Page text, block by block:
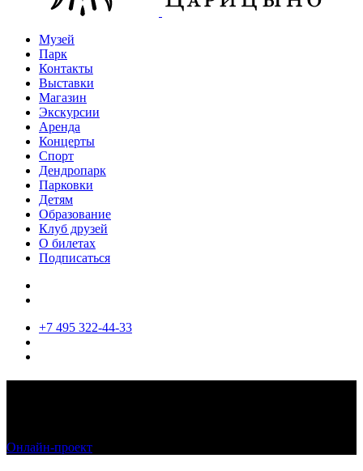
Музей
Парк
Контакты
Выставки
Магазин
Экскурсии
Аренда
Концерты
Спорт
Дендропарк
Парковки
Детям
Образование
Клуб друзей
О билетах
Подписаться
+7 495 322-44-33
Онлайн-проект